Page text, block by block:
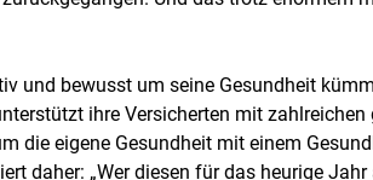
und bewusst um seine Gesundheit
ihre Versicherten mit
die eigene Gesundheit mit einem
daher: „Wer diesen für das heurige